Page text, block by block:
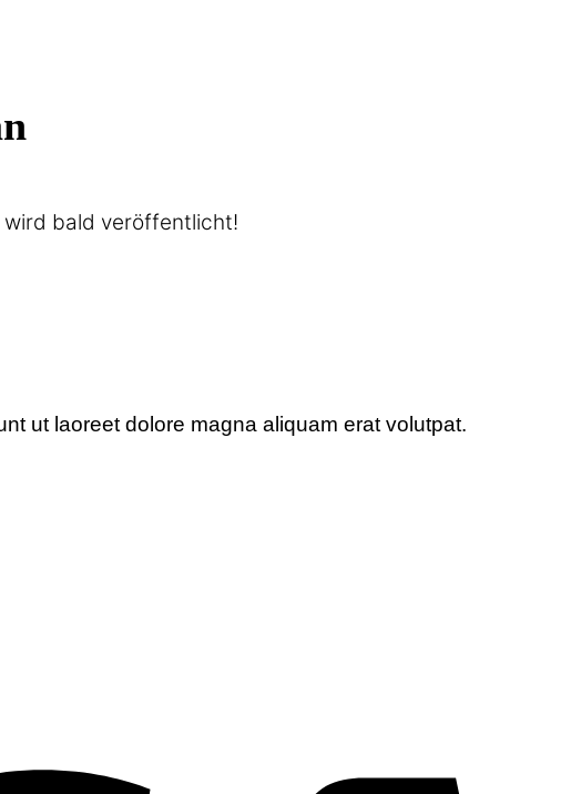
wird bald veröffentlicht!
ut laoreet dolore magna aliquam erat volutpat.